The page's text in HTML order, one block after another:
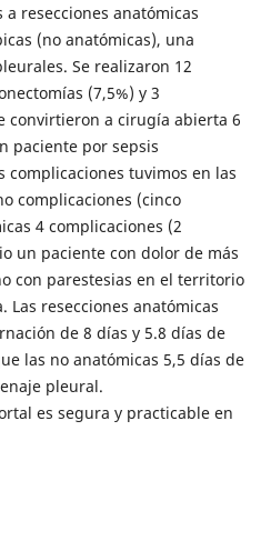
resecciones anatómicas
(no anatómicas), una
Se realizaron 12
(7,5%) y 3
convirtieron a cirugía abierta 6
paciente por sepsis
complicaciones tuvimos en las
complicaciones (cinco
4 complicaciones (2
un paciente con dolor de más
con parestesias en el territorio
Las resecciones anatómicas
de 8 días y 5.8 días de
las no anatómicas 5,5 días de
pleural.
es segura y practicable en